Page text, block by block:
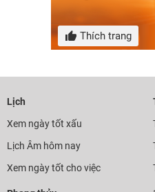
Thích trang
Lịch
Xem ngày tốt xấu
Lịch Âm hôm nay
Xem ngày tốt cho việc